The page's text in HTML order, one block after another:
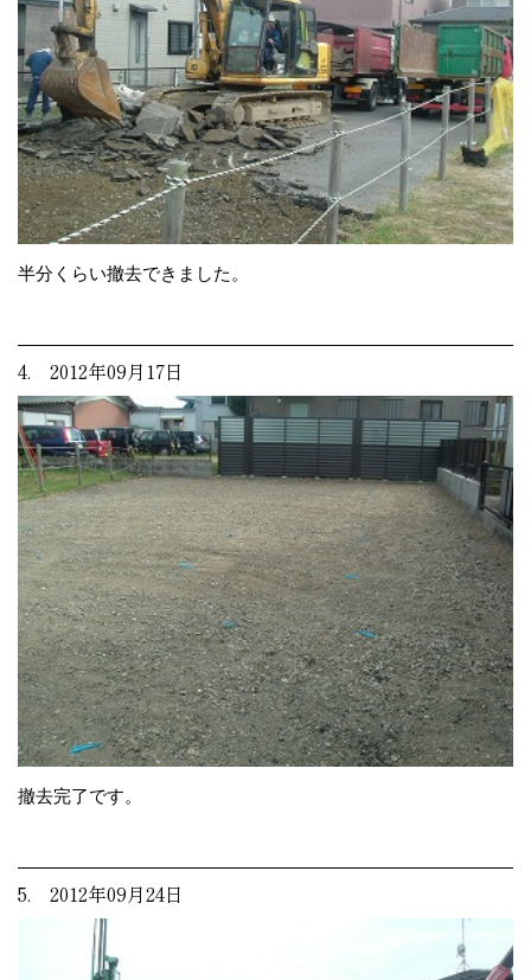
半分くらい撤去できました。
4. 2012年09月17日
撤去完了です。
5. 2012年09月24日